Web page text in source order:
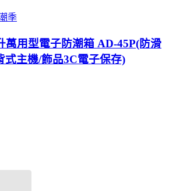
季
萬用型電子防潮箱 AD-45P(防滑
式主機/飾品3C電子保存)